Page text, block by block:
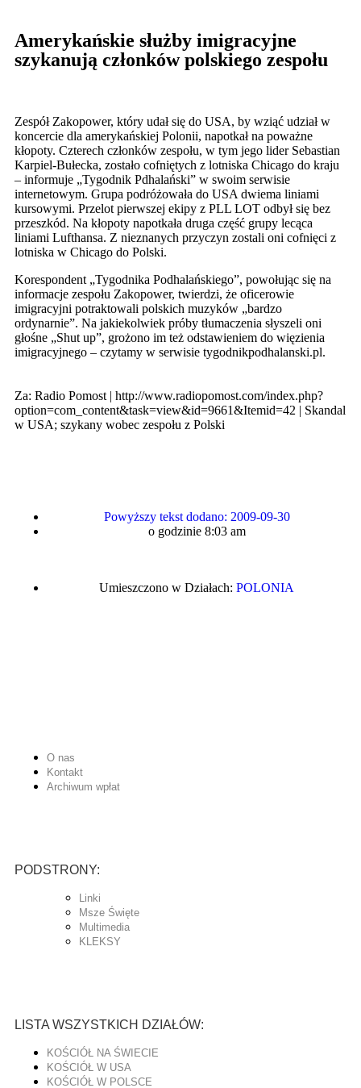
Amerykańskie służby imigracyjne
szykanują członków polskiego zespołu
Zespół Zakopower, który udał się do USA, by wziąć udział w
koncercie dla amerykańskiej Polonii, napotkał na poważne
kłopoty. Czterech członków zespołu, w tym jego lider Sebastian
Karpiel-Bułecka, zostało cofniętych z lotniska Chicago do kraju
– informuje „Tygodnik Pdhalański” w swoim serwisie
internetowym. Grupa podróżowała do USA dwiema liniami
kursowymi. Przelot pierwszej ekipy z PLL LOT odbył się bez
przeszkód. Na kłopoty napotkała druga część grupy lecąca
liniami Lufthansa. Z nieznanych przyczyn zostali oni cofnięci z
lotniska w Chicago do Polski.
Korespondent „Tygodnika Podhalańskiego”, powołując się na
informacje zespołu Zakopower, twierdzi, że oficerowie
imigracyjni potraktowali polskich muzyków „bardzo
ordynarnie”. Na jakiekolwiek próby tłumaczenia słyszeli oni
głośne „Shut up”, grożono im też odstawieniem do więzienia
imigracyjnego – czytamy w serwisie tygodnikpodhalanski.pl.
Za: Radio Pomost | http://www.radiopomost.com/index.php?
option=com_content&task=view&id=9661&Itemid=42 | Skandal
w USA; szykany wobec zespołu z Polski
Powyższy tekst dodano: 2009-09-30
o godzinie 8:03 am
Umieszczono w Działach: POLONIA
O nas
Kontakt
Archiwum wpłat
PODSTRONY:
Linki
Msze Święte
Multimedia
KLEKSY
LISTA WSZYSTKICH DZIAŁÓW:
KOŚCIÓŁ NA ŚWIECIE
KOŚCIÓŁ W USA
KOŚCIÓŁ W POLSCE